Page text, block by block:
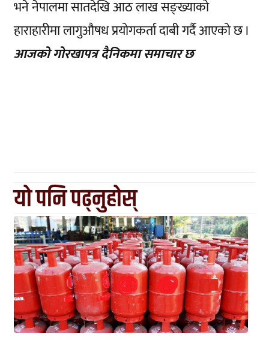
भने नेपालमा सातदेखि आठ लाख सङ्ख्याको
हाराहारीमा लागुऔषध प्रयोगकर्ता दाबी गर्दै आएको छ ।
आजको गोरखापत्र दैनिकमा समाचार छ
यो पनि पढ्नुहोस्